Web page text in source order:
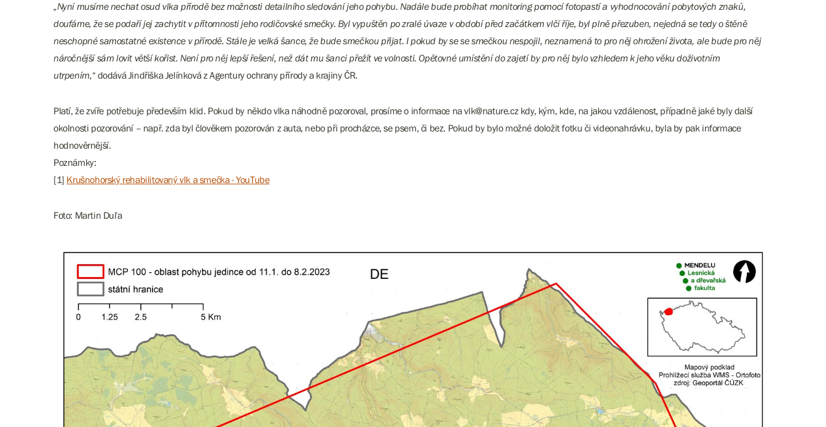
„Nyní musíme nechat osud vlka přírodě bez možnosti detailního sledování jeho pohybu. Nadále bude probíhat monitoring pomocí fotopastí a vyhodnocování pobytových znaků,
doufáme, že se podaří jej zachytit v přítomnosti jeho rodičovské smečky. Byl vypuštěn po zralé úvaze v období před začátkem vlčí říje, byl plně přezuben, nejedná se tedy o štěně
neschopné samostatné existence v přírodě. Stále je velká šance, že bude smečkou přijat. I pokud by se se smečkou nespojil, neznamená to pro něj ohrožení života, ale bude pro něj
náročnější sám lovit větší kořist. Není pro něj lepší řešení, než dát mu šanci přežít ve volnosti. Opětovné umístění do zajetí by pro něj bylo vzhledem k jeho věku doživotním
utrpením,“ dodává Jindřiška Jelínková z Agentury ochrany přírody a krajiny ČR.
Platí, že zvíře potřebuje především klid. Pokud by někdo vlka náhodně pozoroval, prosíme o informace na vlk@nature.cz kdy, kým, kde, na jakou vzdálenost, případně jaké byly další
okolnosti pozorování – např. zda byl člověkem pozorován z auta, nebo při procházce, se psem, či bez. Pokud by bylo možné doložit fotku či videonahrávku, byla by pak informace
hodnověrnější.
Poznámky:
[1] Krušnohorský rehabilitovaný vlk a smečka - YouTube
Foto: Martin Duľa